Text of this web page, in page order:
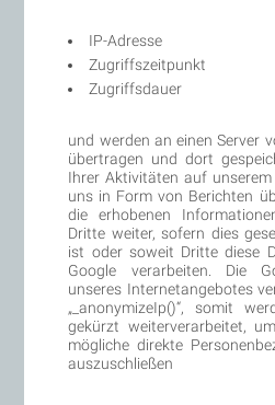
IP-Adresse
Zugriffszeitpunkt
Zugriffsdauer
und werden an einen Server
übertragen und dort
Ihrer Aktivitäten auf
uns in Form von Berichten
die erhobenen
Dritte weiter, sofern dies
ist oder soweit Dritte diese
Google verarbeiten. Die
unseres Internetangebotes
„_anonymizeIp()“, somit
gekürzt weiterverarbeitet,
mögliche direkte
auszuschließen